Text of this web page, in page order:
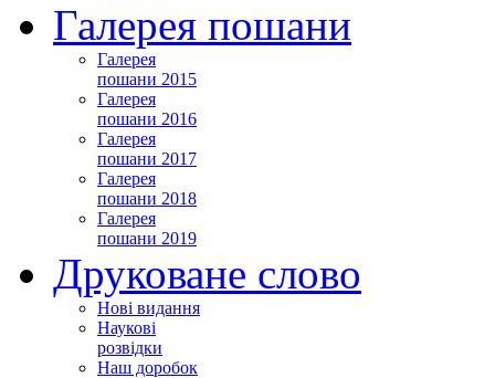
Галерея пошани
Галерея
пошани 2015
Галерея
пошани 2016
Галерея
пошани 2017
Галерея
пошани 2018
Галерея
пошани 2019
Друковане слово
Нові видання
Наукові
розвідки
Наш доробок